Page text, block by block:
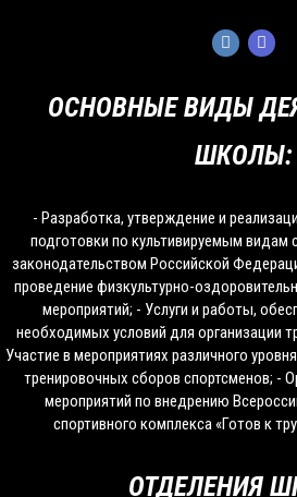
ОСНОВНЫЕ ВИДЫ
ШКОЛЫ:
- Разработка, утверждение и
подготовки по культивируемым видам
законодательством Российской
проведение физкультурно-
мероприятий; - Услуги и работы,
необходимых условий для организации
Участие в мероприятиях различного
тренировочных сборов спортсменов; -
мероприятий по внедрению
спортивного комплекса «Готов к
ОТДЕЛЕНИЯ